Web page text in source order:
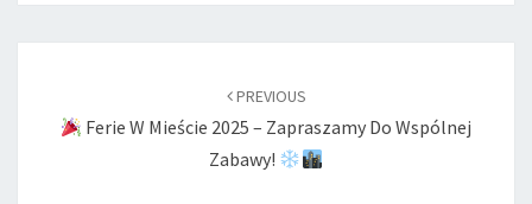
PREVIOUS
Ferie W Mieście 2025 – Zapraszamy Do Wspólnej
Zabawy!